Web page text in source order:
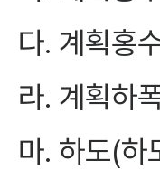
다. 계획홍
라. 계획하
마. 하도(하